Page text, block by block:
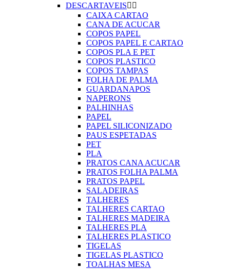
DESCARTAVEIS 
CAIXA CARTAO
CANA DE ACUCAR
COPOS PAPEL
COPOS PAPEL E CARTAO
COPOS PLA E PET
COPOS PLASTICO
COPOS TAMPAS
FOLHA DE PALMA
GUARDANAPOS
NAPERONS
PALHINHAS
PAPEL
PAPEL SILICONIZADO
PAUS ESPETADAS
PET
PLA
PRATOS CANA ACUCAR
PRATOS FOLHA PALMA
PRATOS PAPEL
SALADEIRAS
TALHERES
TALHERES CARTAO
TALHERES MADEIRA
TALHERES PLA
TALHERES PLASTICO
TIGELAS
TIGELAS PLASTICO
TOALHAS MESA